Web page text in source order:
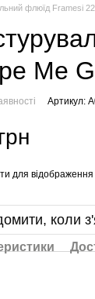
флюїд Framesi
Me
Артикул:
для відображення
коли